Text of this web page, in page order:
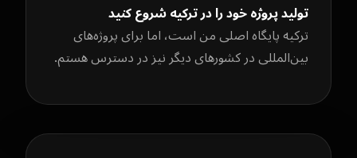
تولید پروژه خود را در ترکیه شروع کنید
ترکیه پایگاه اصلی من است، اما برای پروژه‌های
بین‌المللی در کشورهای دیگر نیز در دسترس هستم.